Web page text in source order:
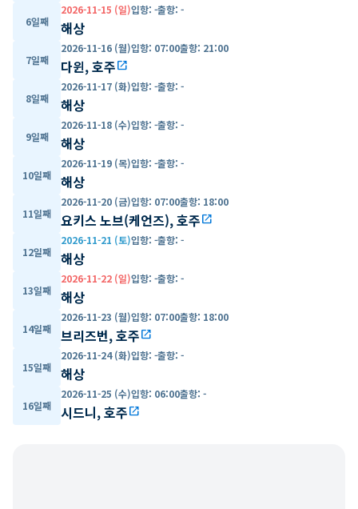
6일째
2026-11-15 (일)입항: -출항: -
해상
7일째
2026-11-16 (월)입항: 07:00출항: 21:00
다윈, 호주open_in_new
8일째
2026-11-17 (화)입항: -출항: -
해상
9일째
2026-11-18 (수)입항: -출항: -
해상
10일째
2026-11-19 (목)입항: -출항: -
해상
11일째
2026-11-20 (금)입항: 07:00출항: 18:00
요키스 노브(케언즈), 호주open_in_new
12일째
2026-11-21 (토)입항: -출항: -
해상
13일째
2026-11-22 (일)입항: -출항: -
해상
14일째
2026-11-23 (월)입항: 07:00출항: 18:00
브리즈번, 호주open_in_new
15일째
2026-11-24 (화)입항: -출항: -
해상
16일째
2026-11-25 (수)입항: 06:00출항: -
시드니, 호주open_in_new